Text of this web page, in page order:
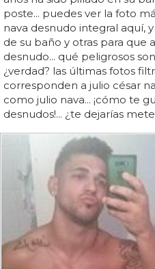
poste... puedes ver la foto
nava desnudo integral aquí,
de su baño y otras para que
desnudo... qué peligrosos
¿verdad? las últimas fotos
corresponden a julio césar
como julio nava... ¡cómo te
desnudos!... ¿te dejarías